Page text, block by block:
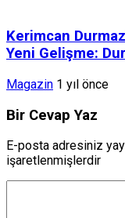
Kerimcan
Yeni Gelişme:
Magazin 1 yıl önce
Bir Cevap Yaz
E-posta adresiniz
işaretlenmişlerdir